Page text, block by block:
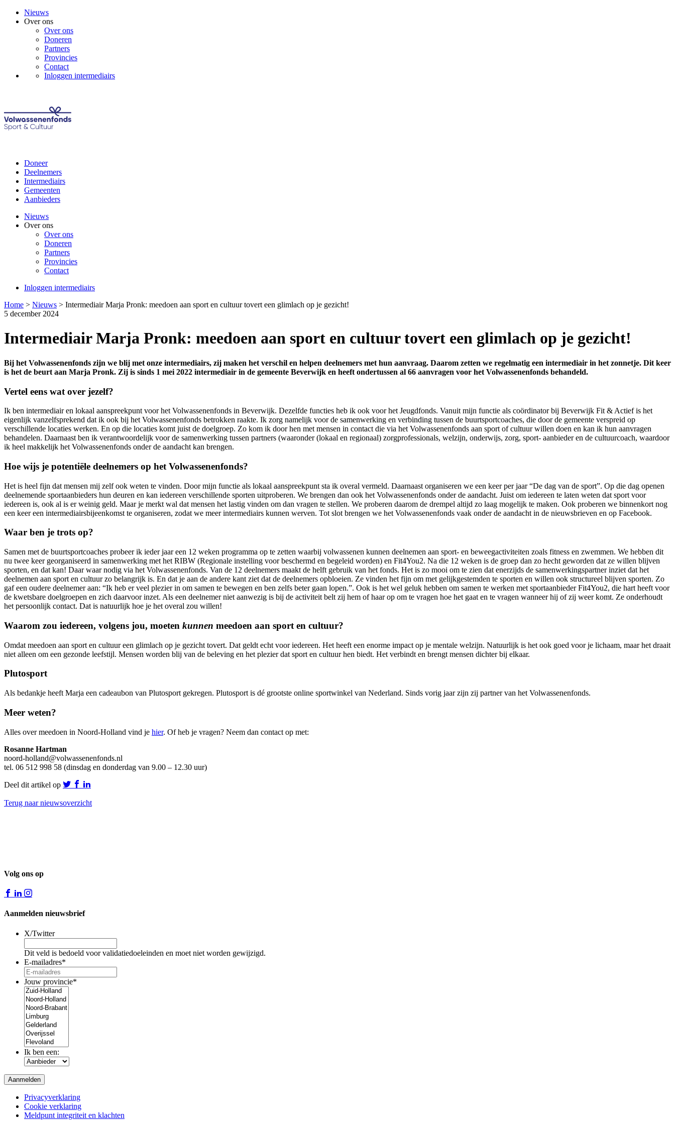
Nieuws
Over ons
Over ons
Doneren
Partners
Provincies
Contact
Inloggen intermediairs
Doneer
Deelnemers
Intermediairs
Gemeenten
Aanbieders
Nieuws
Over ons
Over ons
Doneren
Partners
Provincies
Contact
Inloggen intermediairs
Home > Nieuws > Intermediair Marja Pronk: meedoen aan sport en cultuur tovert een glimlach op je gezicht!
5 december 2024
Intermediair Marja Pronk: meedoen aan sport en cultuur tovert een glimlach op je gezicht!
Bij het Volwassenenfonds zijn we blij met onze intermediairs, zij maken het verschil en helpen deelnemers met hun aanvraag. Daarom zetten we regelmatig een intermediair in het zonnetje. Dit keer
is het de beurt aan Marja Pronk. Zij is sinds 1 mei 2022 intermediair in de gemeente Beverwijk en heeft ondertussen al 66 aanvragen voor het Volwassenenfonds behandeld.
Vertel eens wat over jezelf?
Ik ben intermediair en lokaal aanspreekpunt voor het Volwassenenfonds in Beverwijk. Dezelfde functies heb ik ook voor het Jeugdfonds. Vanuit mijn functie als coördinator bij Beverwijk Fit & Actief is het
eigenlijk vanzelfsprekend dat ik ook bij het Volwassenenfonds betrokken raakte. Ik zorg namelijk voor de samenwerking en verbinding tussen de buurtsportcoaches, die door de gemeente verspreid op
verschillende locaties werken. En op die locaties komt juist de doelgroep. Zo kom ik door hen met mensen in contact die via het Volwassenenfonds aan sport of cultuur willen doen en kan ik hun aanvragen
behandelen. Daarnaast ben ik verantwoordelijk voor de samenwerking tussen partners (waaronder (lokaal en regionaal) zorgprofessionals, welzijn, onderwijs, zorg, sport- aanbieder en de cultuurcoach, waardoor
ik heel makkelijk het Volwassenenfonds onder de aandacht kan brengen.
Hoe wijs je potentiële deelnemers op het Volwassenenfonds?
Het is heel fijn dat mensen mij zelf ook weten te vinden. Door mijn functie als lokaal aanspreekpunt sta ik overal vermeld. Daarnaast organiseren we een keer per jaar “De dag van de sport”. Op die dag openen
deelnemende sportaanbieders hun deuren en kan iedereen verschillende sporten uitproberen. We brengen dan ook het Volwassenenfonds onder de aandacht. Juist om iedereen te laten weten dat sport voor
iedereen is, ook al is er weinig geld. Maar je merkt wal dat mensen het lastig vinden om dan vragen te stellen. We proberen daarom de drempel altijd zo laag mogelijk te maken. Ook proberen we binnenkort nog
een keer een intermediairsbijeenkomst te organiseren, zodat we meer intermediairs kunnen werven. Tot slot brengen we het Volwassenenfonds vaak onder de aandacht in de nieuwsbrieven en op Facebook.
Waar ben je trots op?
Samen met de buurtsportcoaches probeer ik ieder jaar een 12 weken programma op te zetten waarbij volwassenen kunnen deelnemen aan sport- en beweegactiviteiten zoals fitness en zwemmen. We hebben dit
nu twee keer georganiseerd in samenwerking met het RIBW (Regionale instelling voor beschermd en begeleid worden) en Fit4You2. Na die 12 weken is de groep dan zo hecht geworden dat ze willen blijven
sporten, en dat kan! Daar waar nodig via het Volwassenenfonds. Van de 12 deelnemers maakt de helft gebruik van het fonds. Het is zo mooi om te zien dat enerzijds de samenwerkingspartner inziet dat het
deelnemen aan sport en cultuur zo belangrijk is. En dat je aan de andere kant ziet dat de deelnemers opbloeien. Ze vinden het fijn om met gelijkgestemden te sporten en willen ook structureel blijven sporten. Zo
gaf een oudere deelnemer aan: “Ik heb er veel plezier in om samen te bewegen en ben zelfs beter gaan lopen.”. Ook is het wel geluk hebben om samen te werken met sportaanbieder Fit4You2, die hart heeft voor
de kwetsbare doelgroepen en zich daarvoor inzet. Als een deelnemer niet aanwezig is bij de activiteit belt zij hem of haar op om te vragen hoe het gaat en te vragen wanneer hij of zij weer komt. Ze onderhoudt
het persoonlijk contact. Dat is natuurlijk hoe je het overal zou willen!
Waarom zou iedereen, volgens jou, moeten kunnen meedoen aan sport en cultuur?
Omdat meedoen aan sport en cultuur een glimlach op je gezicht tovert. Dat geldt echt voor iedereen. Het heeft een enorme impact op je mentale welzijn. Natuurlijk is het ook goed voor je lichaam, maar het draait
niet alleen om een gezonde leefstijl. Mensen worden blij van de beleving en het plezier dat sport en cultuur hen biedt. Het verbindt en brengt mensen dichter bij elkaar.
Plutosport
Als bedankje heeft Marja een cadeaubon van Plutosport gekregen. Plutosport is dé grootste online sportwinkel van Nederland. Sinds vorig jaar zijn zij partner van het Volwassenenfonds.
Meer weten?
Alles over meedoen in Noord-Holland vind je hier. Of heb je vragen? Neem dan contact op met:
Rosanne Hartman
noord-holland@volwassenenfonds.nl
tel. 06 512 998 58 (dinsdag en donderdag van 9.00 – 12.30 uur)
Deel dit artikel op
Terug naar nieuwsoverzicht
Volg ons op
Aanmelden nieuwsbrief
X/Twitter
Dit veld is bedoeld voor validatiedoeleinden en moet niet worden gewijzigd.
E-mailadres*
Jouw provincie*
Ik ben een:
Privacyverklaring
Cookie verklaring
Meldpunt integriteit en klachten